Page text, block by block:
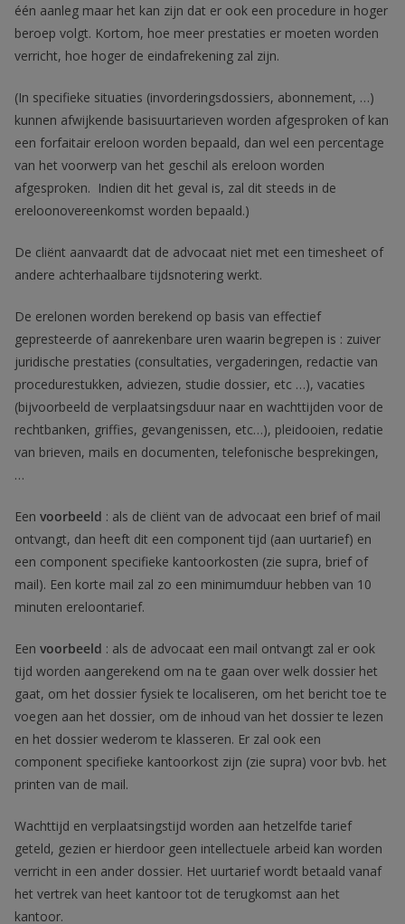
één aanleg maar het kan zijn dat er ook een procedure in hoger
beroep volgt. Kortom, hoe meer prestaties er moeten worden
verricht, hoe hoger de eindafrekening zal zijn.
(In specifieke situaties (invorderingsdossiers, abonnement, …)
kunnen afwijkende basisuurtarieven worden afgesproken of kan
een forfaitair ereloon worden bepaald, dan wel een percentage
van het voorwerp van het geschil als ereloon worden
afgesproken. Indien dit het geval is, zal dit steeds in de
ereloonovereenkomst worden bepaald.)
De cliënt aanvaardt dat de advocaat niet met een timesheet of
andere achterhaalbare tijdsnotering werkt.
De erelonen worden berekend op basis van effectief
gepresteerde of aanrekenbare uren waarin begrepen is : zuiver
juridische prestaties (consultaties, vergaderingen, redactie van
procedurestukken, adviezen, studie dossier, etc …), vacaties
(bijvoorbeeld de verplaatsingsduur naar en wachttijden voor de
rechtbanken, griffies, gevangenissen, etc…), pleidooien, redatie
van brieven, mails en documenten, telefonische besprekingen,
…
Een voorbeeld : als de cliënt van de advocaat een brief of mail
ontvangt, dan heeft dit een component tijd (aan uurtarief) en
een component specifieke kantoorkosten (zie supra, brief of
mail). Een korte mail zal zo een minimumduur hebben van 10
minuten ereloontarief.
Een voorbeeld : als de advocaat een mail ontvangt zal er ook
tijd worden aangerekend om na te gaan over welk dossier het
gaat, om het dossier fysiek te localiseren, om het bericht toe te
voegen aan het dossier, om de inhoud van het dossier te lezen
en het dossier wederom te klasseren. Er zal ook een
component specifieke kantoorkost zijn (zie supra) voor bvb. het
printen van de mail.
Wachttijd en verplaatsingstijd worden aan hetzelfde tarief
geteld, gezien er hierdoor geen intellectuele arbeid kan worden
verricht in een ander dossier. Het uurtarief wordt betaald vanaf
het vertrek van heet kantoor tot de terugkomst aan het
kantoor.